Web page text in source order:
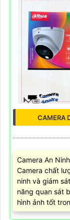
CAMERA
Camera An
Camera chất
ninh và giám
năng quan sát
hình ảnh tốt